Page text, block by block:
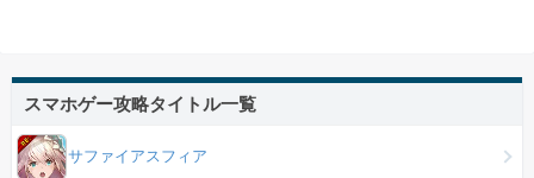
スマホゲー攻略タイトル一覧
サファイアスフィア